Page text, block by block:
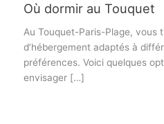
Où dormir au Touquet
Au Touquet-Paris-Plage, vous
d’hébergement adaptés à
préférences. Voici quelques
envisager […]